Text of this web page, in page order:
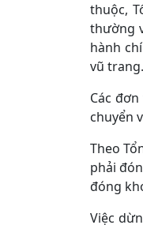
thuộc,
thường
hành
vũ
Các
chuyển
Theo
phải
đóng
Việc